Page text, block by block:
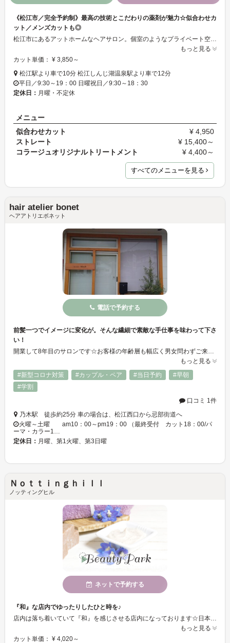
《松江市／完全予約制》最高の技術とこだわりの薬剤が魅力☆似合わせカ
ット／メンズカットも◎
松江市にあるアットホームなヘアサロン。個室のようなプライベート空間で髪や頭皮を労わった施術が受けられます◇価格も リーズナブルなので通いやすい！ヘッドスパ／トリートメントも豊富でお客様のお悩みに合わせてご提案します♪一人のスタイリストが最後まで担当し、理想のスタイル・クセや髪質などのお悩みも考慮した素敵なスタイルにお仕上げします☆彡
もっと見る
カット単価： ¥ 3,850～
松江駅より車で10分 松江しんじ湖温泉駅より車で12分
平日／9:30～19：00 日曜祝日／9:30～18：30
定休日： 月曜・不定休
メニュー
似合わせカット
¥ 4,950
ストレート
¥ 15,400～
コラージュオリジナルトリートメント
¥ 4,400～
すべてのメニューを見る
hair atelier bonet
ヘアアトリエボネット
電話で予約する
前髪一つでイメージに変化が。そんな繊細で素敵な手仕事を味わって下さ
い！
開業して8年目のサロンです☆お客様の年齢層も幅広く男女問わずご来店頂いております♪当サロンはご予約優先で、お客様一人ひとり丁寧に向き合い施術致します！一対一の施術を重視しておりますので、なるべくお早めにご予約頂けますと幸いです☆ またキッズスペースも完備しております◎お子様連れのお客様もどうぞ安心してお越し下さい◎ゆったりとした空間で、気兼ねなくお寛ぎ下さいませ♪
もっと見る
#新型コロナ対策
#カップル・ペア #当日予約
#早朝
#学割
口コミ 1件
乃木駅 徒歩約25分 車の場合は、松江西口から忌部街道へ
火曜～土曜 am10：00～pm19：00 （最終受付 カット18：00/パ
ーマ・カラー1…
定休日： 月曜、第1火曜、第3日曜
Ｎｏｔｔｉｎｇｈｉｌｌ
ノッティングヒル
ネットで予約する
『和』な店内でゆったりしたひと時を♪
もっと見る
カット単価： ¥ 4,020～